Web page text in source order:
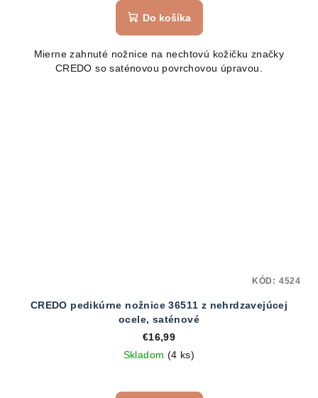
Do košíka
Mierne zahnuté nožnice na nechtovú kožičku značky
CREDO so saténovou povrchovou úpravou.
CREDO pedikúrne nožnice 36511 z nehrdzavejúcej
ocele, saténové
€16,99
Skladom (4 ks)
KÓD: 4524